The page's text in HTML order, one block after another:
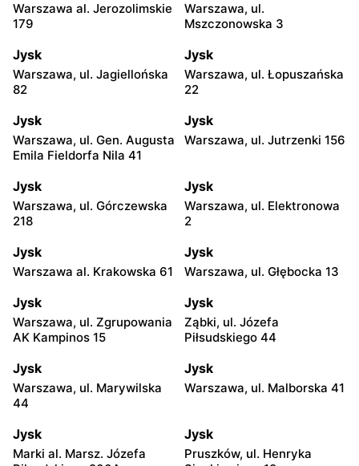
Warszawa al. Jerozolimskie
179
Warszawa, ul.
Mszczonowska 3
Jysk
Warszawa, ul. Jagiellońska
82
Jysk
Warszawa, ul. Łopuszańska
22
Jysk
Warszawa, ul. Gen. Augusta
Emila Fieldorfa Nila 41
Jysk
Warszawa, ul. Jutrzenki 156
Jysk
Warszawa, ul. Górczewska
218
Jysk
Warszawa, ul. Elektronowa
2
Jysk
Warszawa al. Krakowska 61
Jysk
Warszawa, ul. Głębocka 13
Jysk
Warszawa, ul. Zgrupowania
AK Kampinos 15
Jysk
Ząbki, ul. Józefa
Piłsudskiego 44
Jysk
Warszawa, ul. Marywilska
44
Jysk
Warszawa, ul. Malborska 41
Jysk
Marki al. Marsz. Józefa
Jysk
Pruszków, ul. Henryka